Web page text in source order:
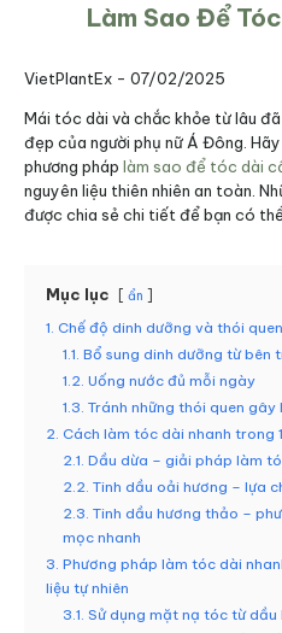
Làm Sao Để
VietPlantEx - 07/02/2025
Mái tóc dài và chắc khỏe từ lâu
đẹp của người phụ nữ Á Đông.
phương pháp làm sao để tóc dài
nguyên liệu thiên nhiên an toàn.
được chia sẻ chi tiết để bạn có
Mục lục ẩn
1. Chế độ dinh dưỡng và thói
1.1. Bổ sung dinh dưỡng từ bên
1.2. Uống nước đủ mỗi ngày
1.3. Tránh những thói quen
2. Cách làm tóc dài nhanh trong
2.1. Dầu dừa – giải pháp làm
2.2. Tinh dầu oải hương – lựa
2.3. Tinh dầu hương thảo –
mọc nhanh
3. Phương pháp làm tóc dài
liệu tự nhiên
3.1. Sử dụng mặt nạ tóc từ